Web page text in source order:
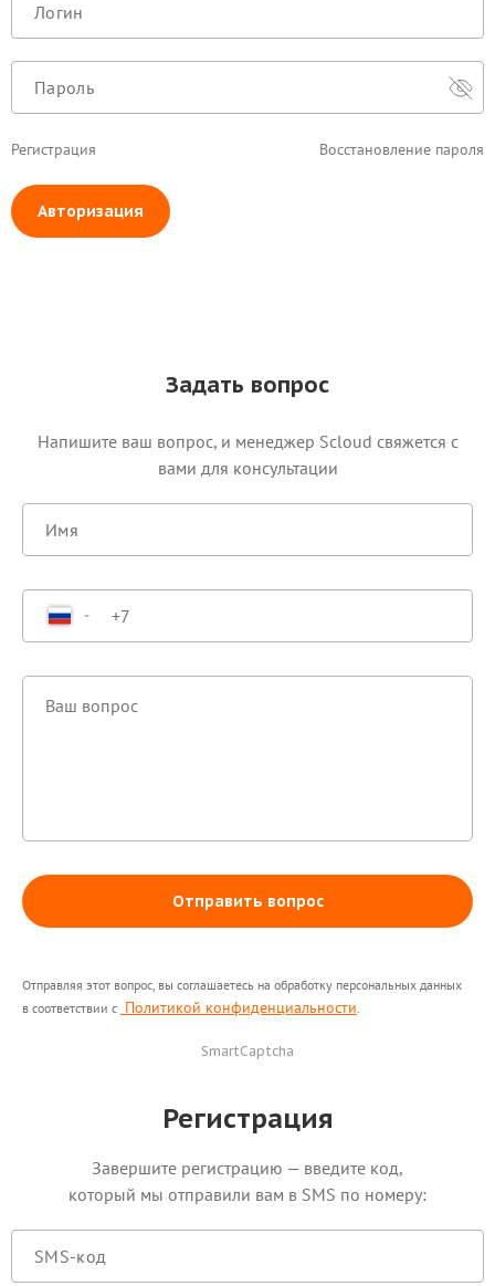
Регистрация Восстановление пароля
Авторизация
Задать вопрос
Напишите ваш вопрос, и менеджер Scloud свяжется c
вами для консультации
Отправить вопрос
Отправляя этот вопрос, вы соглашаетесь на обработку персональных данных
в соответствии с Политикой конфиденциальности
SmartCaptcha
Регистрация
Завершите регистрацию — введите код,
который мы отправили вам в SMS по номеру: